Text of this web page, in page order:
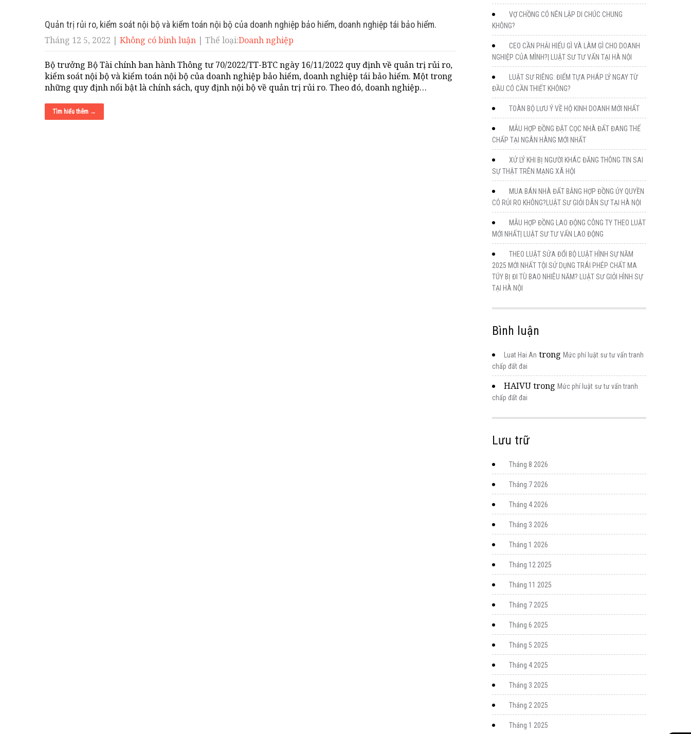
Quản trị rủi ro, kiểm soát nội bộ và kiểm toán nội bộ của doanh nghiệp bảo hiểm, doanh nghiệp tái bảo hiểm.
Tháng 12 5, 2022 | Không có bình luận | Thể loại:Doanh nghiệp
Bộ trưởng Bộ Tài chính ban hành Thông tư 70/2022/TT-BTC ngày 16/11/2022 quy định về quản trị rủi ro,
kiểm soát nội bộ và kiểm toán nội bộ của doanh nghiệp bảo hiểm, doanh nghiệp tái bảo hiểm. Một trong
những quy định nổi bật là chính sách, quy định nội bộ về quản trị rủi ro. Theo đó, doanh nghiệp…
Tìm hiểu thêm →
VỢ CHỒNG CÓ NÊN LẬP DI CHÚC CHUNG
KHÔNG?
CEO CẦN PHẢI HIỂU GÌ VÀ LÀM GÌ CHO DOANH
NGHIỆP CỦA MÌNH?| LUẬT SƯ TƯ VẤN TẠI HÀ NỘI
LUẬT SƯ RIÊNG: ĐIỂM TỰA PHÁP LÝ NGAY TỪ
ĐẦU CÓ CẦN THIẾT KHÔNG?
TOÀN BỘ LƯU Ý VỀ HỘ KINH DOANH MỚI NHẤT
MẪU HỢP ĐỒNG ĐẶT CỌC NHÀ ĐẤT ĐANG THẾ
CHẤP TẠI NGÂN HÀNG MỚI NHẤT
XỬ LÝ KHI BỊ NGƯỜI KHÁC ĐĂNG THÔNG TIN SAI
SỰ THẬT TRÊN MẠNG XÃ HỘI
MUA BÁN NHÀ ĐẤT BẰNG HỢP ĐỒNG ỦY QUYỀN
CÓ RỦI RO KHÔNG?LUẬT SƯ GIỎI DÂN SỰ TẠI HÀ NỘI
MẪU HỢP ĐỒNG LAO ĐỘNG CÔNG TY THEO LUẬT
MỚI NHẤT| LUẬT SƯ TƯ VẤN LAO ĐỘNG
THEO LUẬT SỬA ĐỔI BỘ LUẬT HÌNH SỰ NĂM
2025 MỚI NHẤT TỘI SỬ DỤNG TRÁI PHÉP CHẤT MA
TÚY BỊ ĐI TÙ BAO NHIÊU NĂM? LUẬT SƯ GIỎI HÌNH SỰ
TẠI HÀ NỘI
Bình luận
Luat Hai An trong Mức phí luật sư tư vấn tranh
chấp đất đai
HAIVUtrong Mức phí luật sư tư vấn tranh
chấp đất đai
Lưu trữ
Tháng 8 2026
Tháng 7 2026
Tháng 4 2026
Tháng 3 2026
Tháng 1 2026
Tháng 12 2025
Tháng 11 2025
Tháng 7 2025
Tháng 6 2025
Tháng 5 2025
Tháng 4 2025
Tháng 3 2025
Tháng 2 2025
Tháng 1 2025